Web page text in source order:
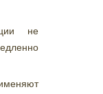
не